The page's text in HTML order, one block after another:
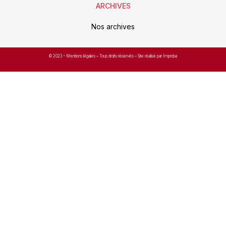
ARCHIVES
Nos archives
© 2023 – Mentions légales – Tous droits réservés – Site réalisé par Improba